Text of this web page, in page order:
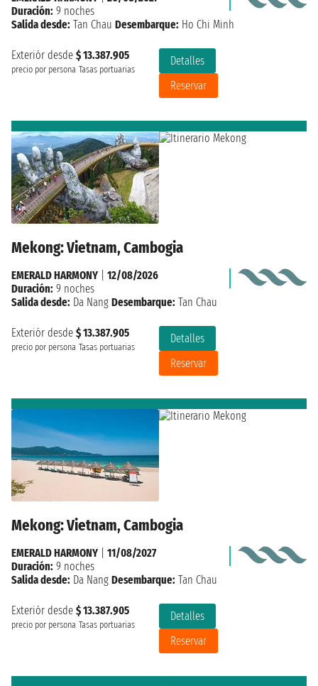
Exteriór desde $ 13.387.905
precio por persona Tasas portuarias
Detalles
Reservar
Duración: 9 noches
Salida desde: Tan Chau Desembarque: Ho Chi Minh
Mekong: Vietnam, Cambogia
Exteriór desde $ 13.387.905
precio por persona Tasas portuarias
Detalles
Reservar
EMERALD HARMONY
12/08/2026
Duración: 9 noches
Salida desde: Da Nang Desembarque: Tan Chau
Mekong: Vietnam, Cambogia
Exteriór desde $ 13.387.905
precio por persona Tasas portuarias
Detalles
Reservar
EMERALD HARMONY
11/08/2027
Duración: 9 noches
Salida desde: Da Nang Desembarque: Tan Chau